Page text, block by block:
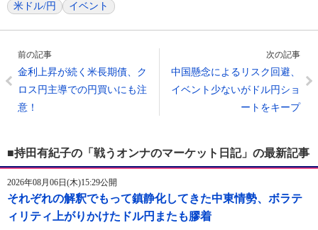
米ドル/円 イベント
前の記事
金利上昇が続く米長期債、ク
ロス円主導での円買いにも注
意！
次の記事
中国懸念によるリスク回避、
イベント少ないがドル円ショ
ートをキープ
■持田有紀子の「戦うオンナのマーケット日記」の最新記事
2026年08月06日(木)15:29公開
それぞれの解釈でもって鎮静化してきた中東情勢、ボラテ
ィリティ上がりかけたドル円またも膠着